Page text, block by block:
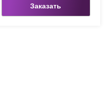
Заказать